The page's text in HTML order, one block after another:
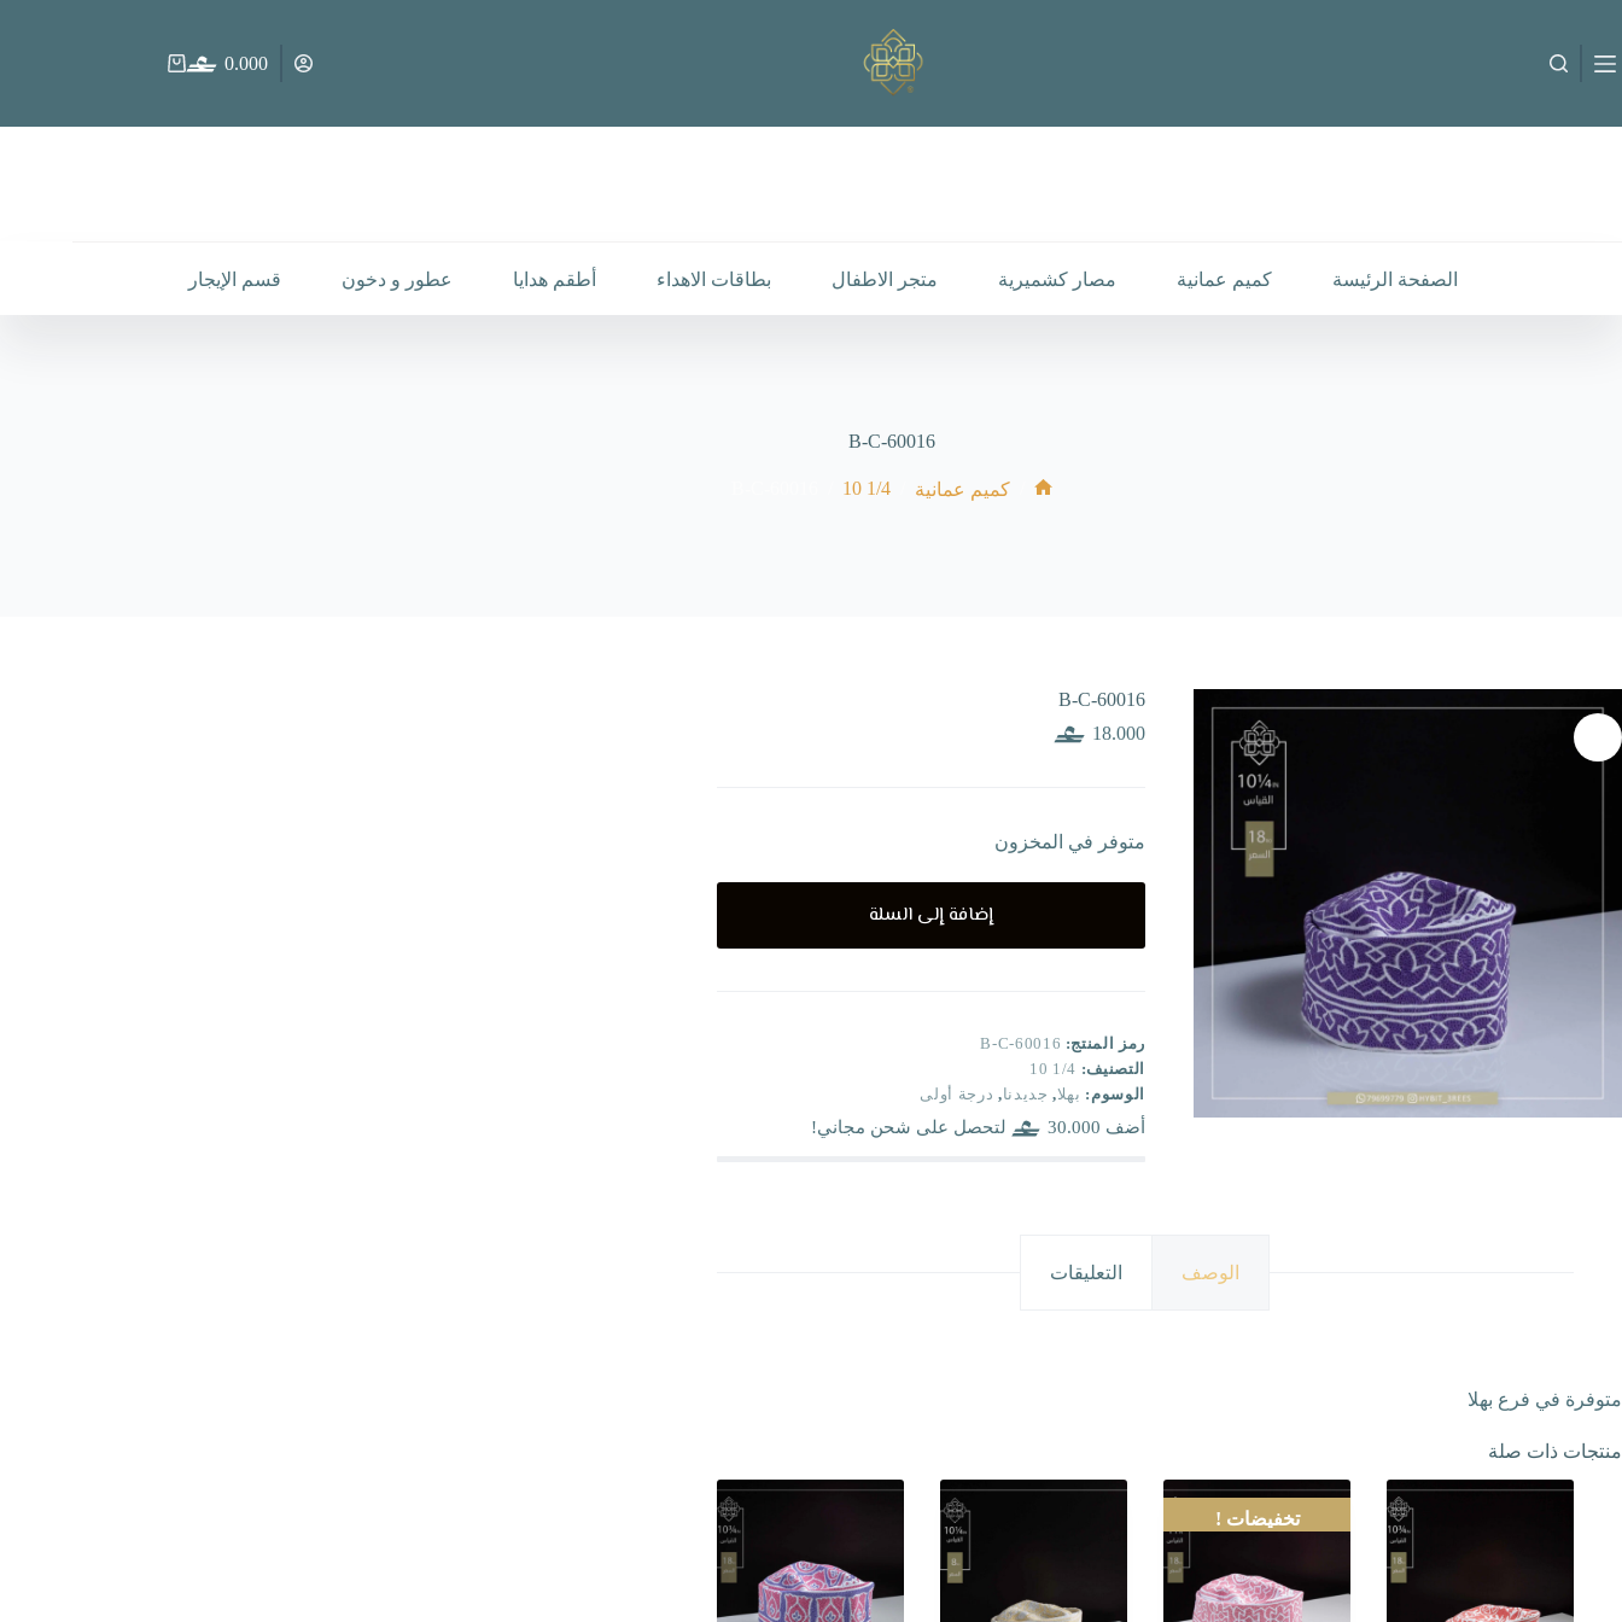
المحتوىB-C-60016
عربة
0.000
الصفحة الرئيسة كميم عمانية مصار كشميرية متجر الاطفال بطاقات الاهداء أطقم هدايا عطور و دخون قسم الإيجار
B-C-60016
كميم عمانية 1/4 10
B-C-60016
18.000
متوفر في المخزون
إضافة إلى السلة
رمز المنتج: B-C-60016
التصنيف: 1/4 10
الوسوم: بهلا, جديدنا, درجة أولى
أضف 30.000 لتحصل على شحن مجاني!
الوصف التعليقات
متوفرة في فرع بهلا
منتجات ذات صلة
تخفيضات !